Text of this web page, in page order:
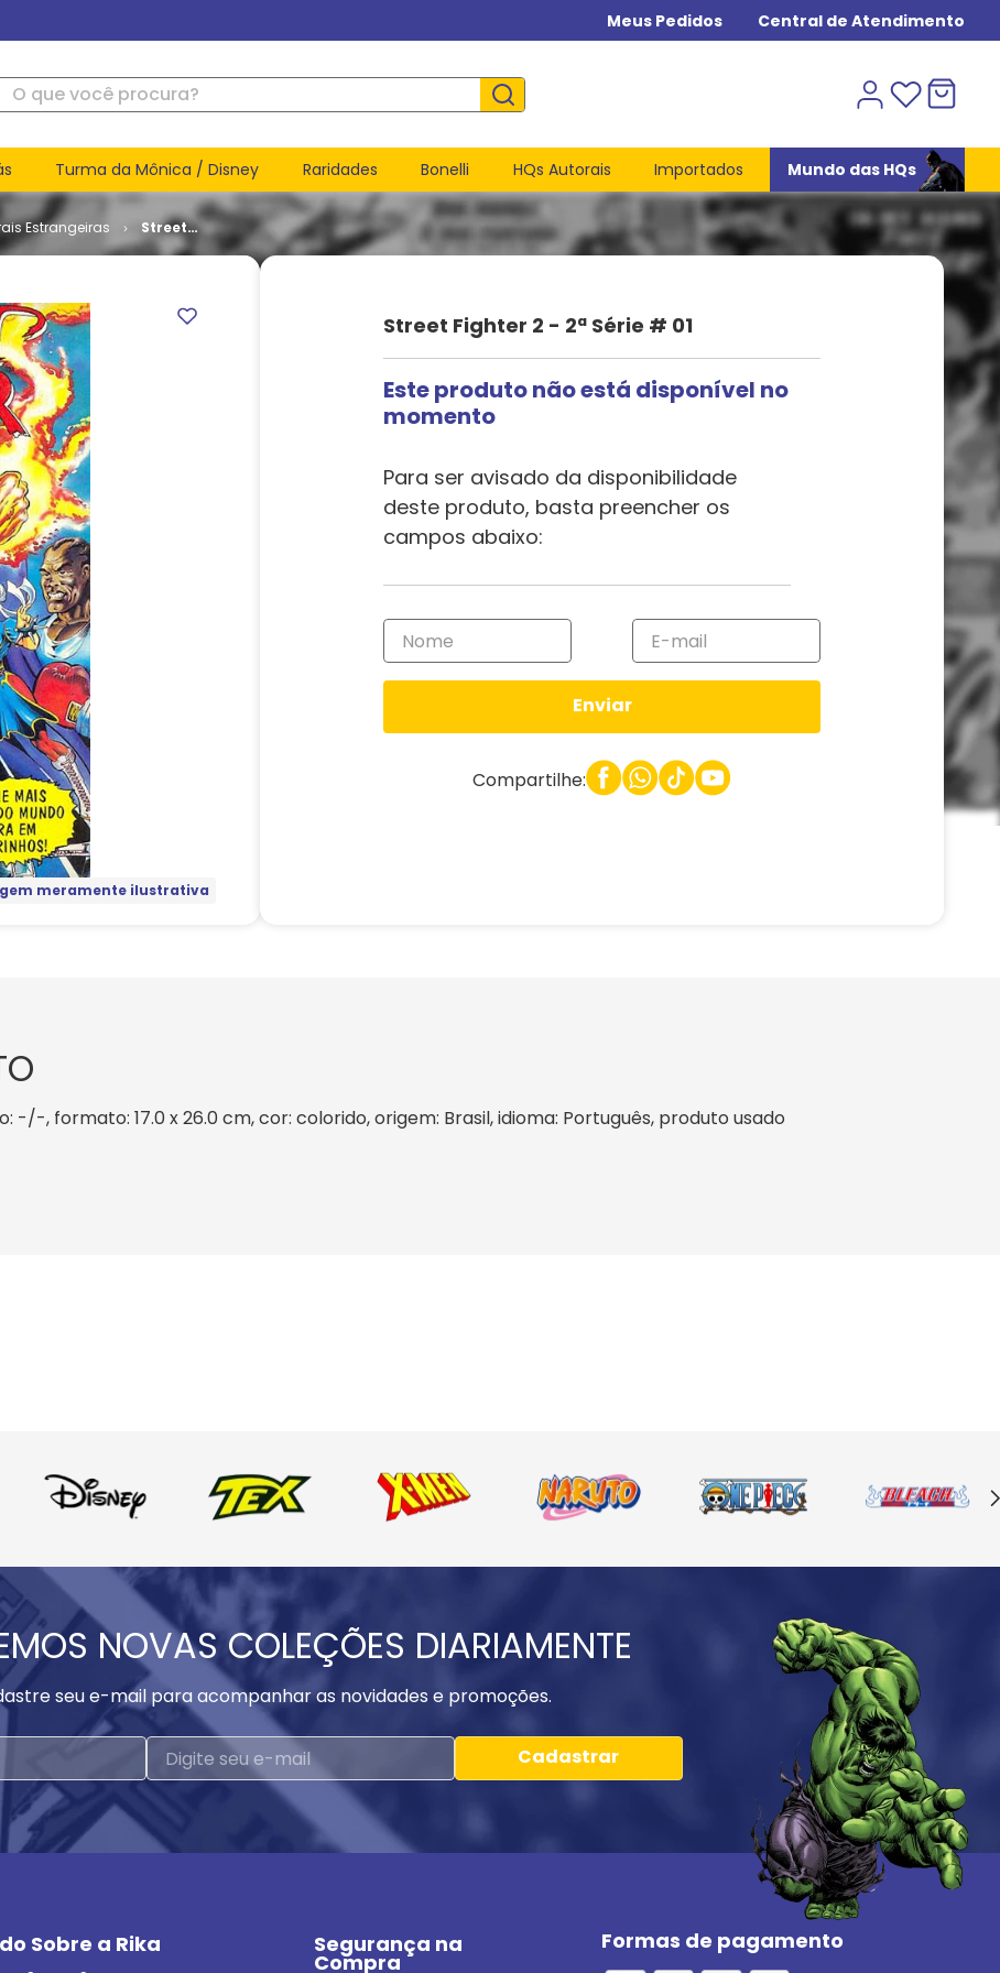
Meus Pedidos Central de Atendimento
que você procura?
Turma da Mônica / Disney Raridades Bonelli HQs Autorais Importados Mundo das HQs
Estrangeiras
Street
Fighter 2 -
meramente ilustrativa
Street Fighter 2 - 2ª Série # 01
Este produto não está disponível no
momento
Para ser avisado da disponibilidade
deste produto, basta preencher os
campos abaixo:
Enviar
Compartilhe:
-/-, formato: 17.0 x 26.0 cm, cor: colorido, origem: Brasil, idioma: Português, produto usado
NOVAS COLEÇÕES DIARIAMENTE
seu e-mail para acompanhar as novidades e promoções.
Cadastrar
Sobre a Rika Segurança na
Compra
Formas de pagamento